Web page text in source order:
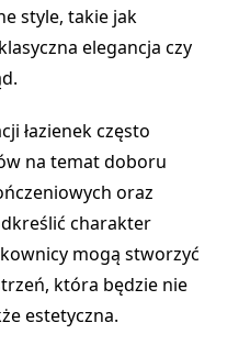
style, takie jak
elegancja czy
łazienek często
na temat doboru
oraz
charakter
mogą stworzyć
która będzie nie
estetyczna.